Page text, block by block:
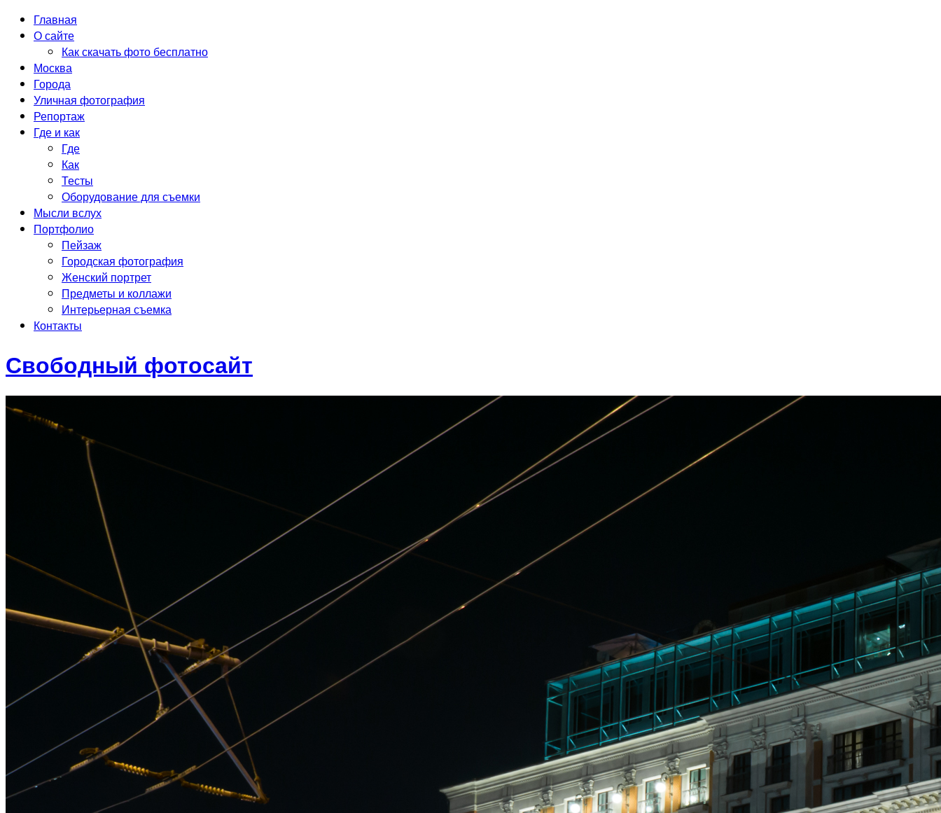
Главная
О сайте
Как скачать фото бесплатно
Москва
Города
Уличная фотография
Репортаж
Где и как
Где
Как
Тесты
Оборудование для съемки
Мысли вслух
Портфолио
Пейзаж
Городская фотография
Женский портрет
Предметы и коллажи
Интерьерная съемка
Контакты
Свободный фотосайт